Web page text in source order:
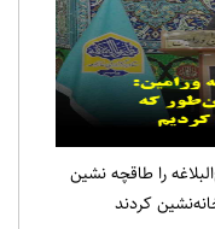
را طاقچه نشین
کردند